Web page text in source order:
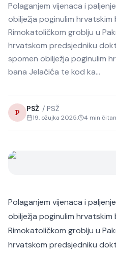
Život
Sport
Polaganjem vijenaca i
obilježja poginulim hrvatskim
Rimokatoličkom groblju u
hrvatskom predsjedniku
spomen obilježja poginulim
bana Jelačića te kod ka…
P PSŽ / PSŽ
19. ožujka 2025. 4 min
Polaganjem vijenaca i
obilježja poginulim hrvatskim
Rimokatoličkom groblju u
hrvatskom predsjedniku